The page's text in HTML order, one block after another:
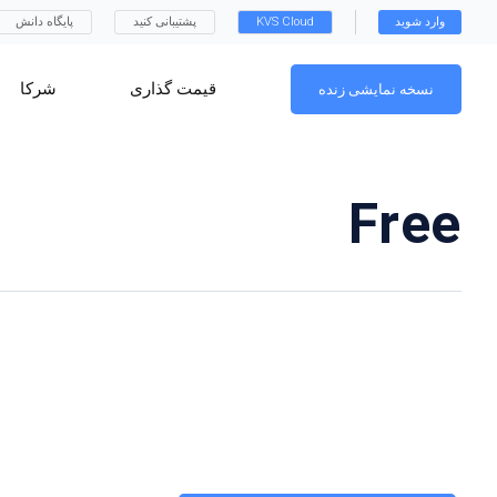
پایگاه دانش پشتیبانی کنید KVS Cloud وارد شوید
شرکا قیمت گذاری نسخه نمایشی زنده
Free